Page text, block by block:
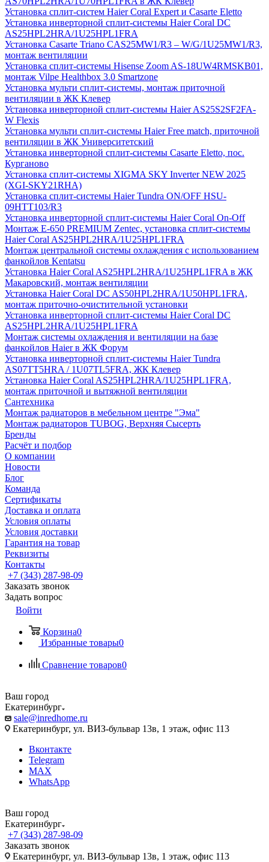
Установка сплит-систем Haier Coral Expert и Casarte Eletto
Установка инверторной сплит-системы Haier Coral DC
AS25HPL2HRA/1U25HPL1FRA
Установка Casarte Triano CAS25MW1/R3 – W/G/1U25MW1/R3,
монтаж вентиляции
Установка сплит-системы Hisense Zoom AS-18UW4RMSKB01,
монтаж Vilpe Healthbox 3.0 Smartzone
Установка мульти сплит-системы, монтаж приточной
вентиляции в ЖК Клевер
Установка инверторной сплит-системы Haier AS25S2SF2FA-
W Flexis
Установка мульти сплит-системы Haier Free match, приточной
вентиляции в ЖК Университетский
Установка инверторной сплит-системы Casarte Eletto, пос.
Курганово
Установка сплит-системы XIGMA SKY Inverter NEW 2025
(XGI-SKY21RHA)
Установка сплит-системы Haier Tundra ON/OFF HSU-
09HTT103/R3
Установка инверторной сплит-системы Haier Coral On-Off
Монтаж E-650 PREMIUM Zentec, установка сплит-системы
Haier Coral AS25HPL2HRA/1U25HPL1FRA
Монтаж центральной системы охлаждения с использованием
фанкойлов Kentatsu
Установка Haier Coral AS25HPL2HRA/1U25HPL1FRA в ЖК
Макаровский, монтаж вентиляции
Установка Haier Coral DC AS50HPL2HRA/1U50HPL1FRA,
монтаж приточно-очистительной установки
Установка инверторной сплит-системы Haier Coral DC
AS25HPL2HRA/1U25HPL1FRA
Монтаж системы охлаждения и вентиляции на базе
фанкойлов Haier в ЖК Форум
Установка инверторной сплит-системы Haier Tundra
AS07TT5HRA / 1U07TL5FRA, ЖК Клевер
Установка Haier Coral AS25HPL2HRA/1U25HPL1FRA,
монтаж приточной и вытяжной вентиляции
Сантехника
Монтаж радиаторов в мебельном центре "Эма"
Монтаж радиаторов TUBOG, Верхняя Сысерть
Бренды
Расчёт и подбор
О компании
Новости
Блог
Команда
Сертификаты
Доставка и оплата
Условия оплаты
Условия доставки
Гарантия на товар
Реквизиты
Контакты
+7 (343) 287-98-09
Заказать звонок
Задать вопрос
Войти
Корзина0
Избранные товары0
Сравнение товаров0
Ваш город
Екатеринбург
sale@inredhome.ru
Екатеринбург, ул. ВИЗ-бульвар 13в, 1 этаж, офис 113
Вконтакте
Telegram
MAX
WhatsApp
Ваш город
Екатеринбург
+7 (343) 287-98-09
Заказать звонок
Екатеринбург, ул. ВИЗ-бульвар 13в, 1 этаж, офис 113